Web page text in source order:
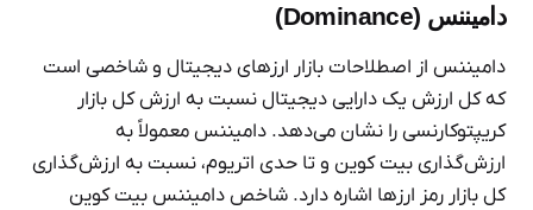
دامیننس (Dominance)
دامیننس از اصطلاحات بازار ارزهای دیجیتال و شاخصی است
که کل ارزش یک دارایی دیجیتال نسبت به ارزش کل بازار
کریپتوکارنسی را نشان می‌دهد. دامیننس معمولاً به
ارزش‌گذاری بیت کوین و تا حدی اتریوم، نسبت به ارزش‌گذاری
کل بازار رمز ارزها اشاره دارد. شاخص دامیننس بیت کوین